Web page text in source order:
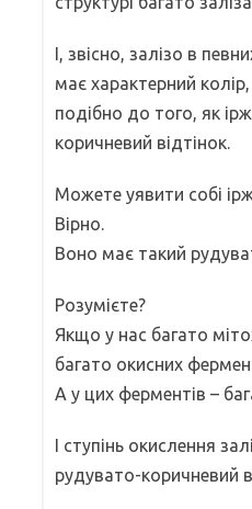
І, звісно, залізо в
має характерний колір,
подібно до того, як
коричневий відтінок.
Можете уявити собі
Вірно.
Воно має такий
Розумієте?
Якщо у нас багато
багато окисних
А у цих ферментів –
І ступінь окислення
рудувато-коричневий